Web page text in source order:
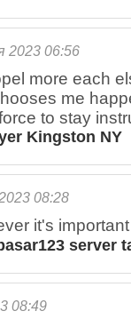
2023 06:56
more each
me
to stay
Kingston NY
08:28
it's
server
08:49